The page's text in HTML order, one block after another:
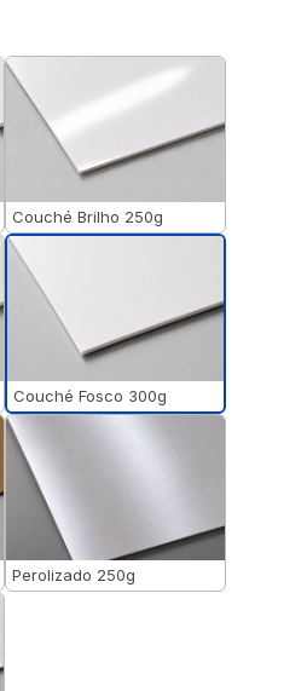
Couché Brilho 250g
Couché Fosco 300g
Perolizado 250g